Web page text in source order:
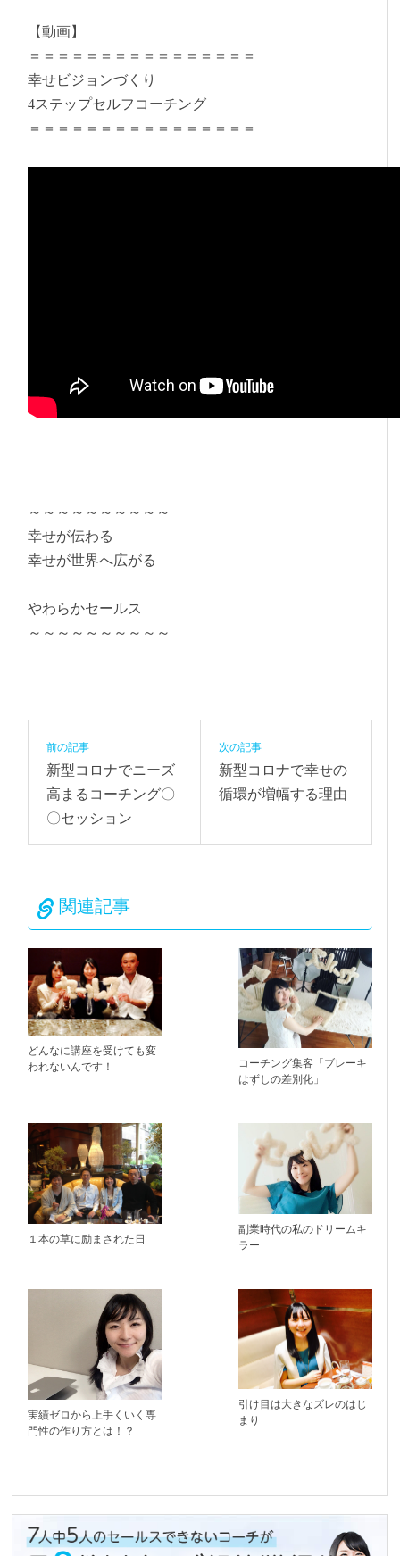
【動画】
＝＝＝＝＝＝＝＝＝＝＝＝＝＝＝＝
幸せビジョンづくり
4ステップセルフコーチング
＝＝＝＝＝＝＝＝＝＝＝＝＝＝＝＝
～～～～～～～～～～
幸せが伝わる
幸せが世界へ広がる
やわらかセールス
～～～～～～～～～～
前の記事
新型コロナでニーズ
高まるコーチング〇
〇セッション
次の記事
新型コロナで幸せの
循環が増幅する理由
関連記事
どんなに講座を受けても変
われないんです！
コーチング集客「ブレーキ
はずしの差別化」
１本の草に励まされた日
副業時代の私のドリームキ
ラー
実績ゼロから上手くいく専
門性の作り方とは！？
引け目は大きなズレのはじ
まり